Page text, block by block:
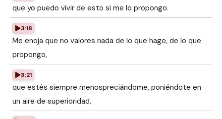
que yo puedo vivir de esto si me lo propongo.
3:18
Me enoja que no valores nada de lo que hago, de lo que
propongo,
3:21
que estés siempre menospreciándome, poniéndote en
un aire de superioridad,